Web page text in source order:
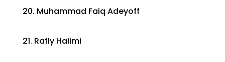
20. Muhammad Faiq Adeyoff
21. Rafly Halimi